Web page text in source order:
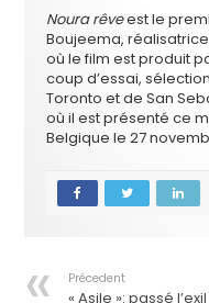
Noura rêveest le
Boujeema,
où le film est produit
coup d’essai,
Toronto et de San
où il est présenté ce
Belgique le 27
Précedent
« Asile »: passé l’exil